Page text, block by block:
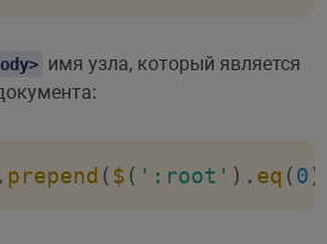
имя узла, который является
. prepend ($ ( ':root' ) . eq (0)